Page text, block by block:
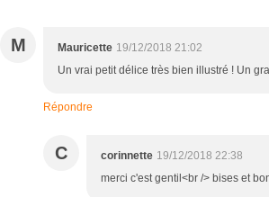
M Mauricette 19/12/2018 21:02
Un vrai petit délice très bien illustré ! Un
Répondre
C corinnette 19/12/2018 22:38
merci c'est gentil<br /> bises et